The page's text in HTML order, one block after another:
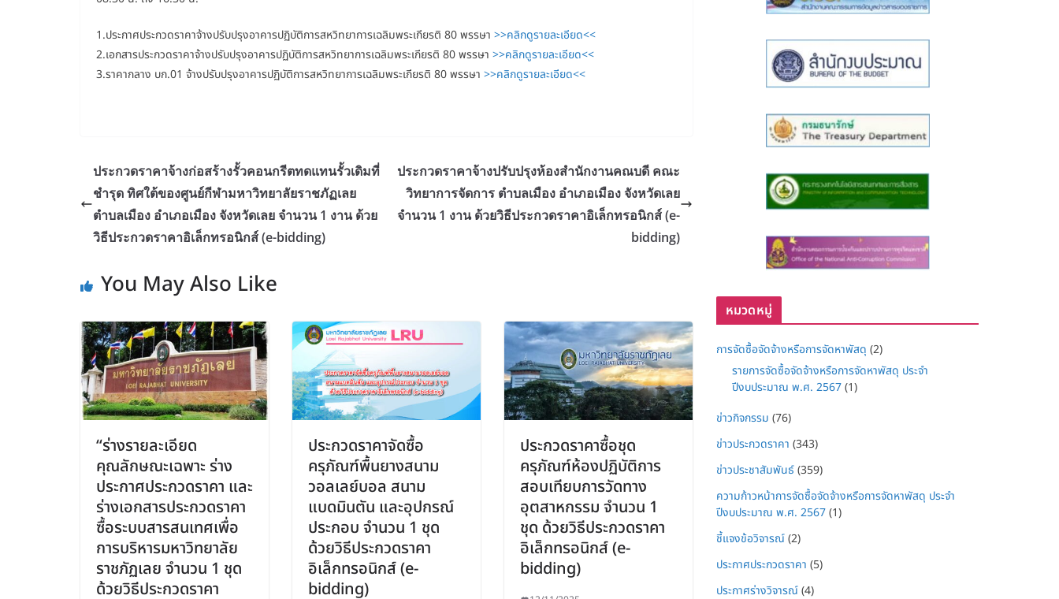
1.ประกาศประกวดราคาจ้างปรับปรุงอาคารปฏิบัติการสหวิทยาการเฉลิมพระเกียรติ 80 พรรษา >>คลิกดูรายละเอียด<<
2.เอกสารประกวดราคาจ้างปรับปรุงอาคารปฏิบัติการสหวิทยาการเฉลิมพระเกียรติ 80 พรรษา >>คลิกดูรายละเอียด<<
3.ราคากลาง บก.01 จ้างปรับปรุงอาคารปฏิบัติการสหวิทยาการเฉลิมพระเกียรติ 80 พรรษา >>คลิกดูรายละเอียด<<
ประกวดราคาจ้างก่อสร้างรั้วคอนกรีตทดแทนรั้วเดิมที่
ชำรุด ทิศใต้ของศูนย์กีฬามหาวิทยาลัยราชภัฏเลย
ตำบลเมือง อำเภอเมือง จังหวัดเลย จำนวน 1 งาน ด้วย
วิธีประกวดราคาอิเล็กทรอนิกส์ (e-bidding)
ประกวดราคาจ้างปรับปรุงห้องสำนักงานคณบดี คณะ
วิทยาการจัดการ ตำบลเมือง อำเภอเมือง จังหวัดเลย
จำนวน 1 งาน ด้วยวิธีประกวดราคาอิเล็กทรอนิกส์ (e-
bidding)
You May Also Like
“ร่างรายละเอียด
คุณลักษณะเฉพาะ ร่าง
ประกาศประกวดราคา และ
ร่างเอกสารประกวดราคา
ซื้อระบบสารสนเทศเพื่อ
การบริหารมหาวิทยาลัย
ราชภัฏเลย จำนวน 1 ชุด
ด้วยวิธีประกวดราคา
ประกวดราคาจัดซื้อ
ครุภัณฑ์พื้นยางสนาม
วอลเลย์บอล สนาม
แบดมินตัน และอุปกรณ์
ประกอบ จำนวน 1 ชุด
ด้วยวิธีประกวดราคา
อิเล็กทรอนิกส์ (e-
bidding)
ประกวดราคาซื้อชุด
ครุภัณฑ์ห้องปฏิบัติการ
สอบเทียบการวัดทาง
อุตสาหกรรม จำนวน 1
ชุด ด้วยวิธีประกวดราคา
อิเล็กทรอนิกส์ (e-
bidding)
หมวดหมู่
การจัดซื้อจัดจ้างหรือการจัดหาพัสดุ (2)
รายการจัดซื้อจัดจ้างหรือการจัดหาพัสดุ ประจำ
ปีงบประมาณ พ.ศ. 2567(1)
ข่าวกิจกรรม (76)
ข่าวประกวดราคา (343)
ข่าวประชาสัมพันธ์(359)
ความก้าวหน้าการจัดซื้อจัดจ้างหรือการจัดหาพัสดุ ประจำ
ปีงบประมาณ พ.ศ. 2567(1)
ชี้แจงข้อวิจารณ์(2)
ประกาศประกวดราคา (5)
ประกาศร่างวิจารณ์(4)